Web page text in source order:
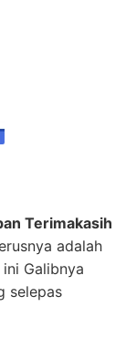
Terimakasih
adalah
Galibnya
selepas